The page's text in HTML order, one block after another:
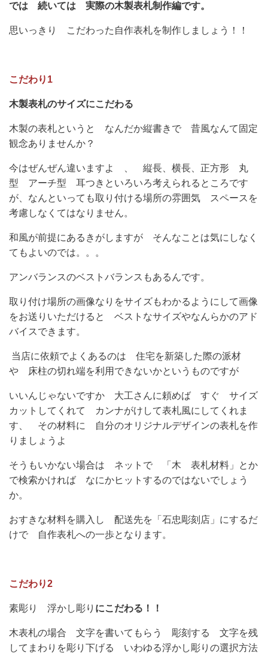
では 続いては 実際の木製表札制作編です。
思いっきり こだわった自作表札を制作しましょう！！
こだわり1
木製表札のサイズにこだわる
木製の表札というと なんだか縦書きで 昔風なんて固定
観念ありませんか？
今はぜんぜん違いますよ 、 縦長、横長、正方形 丸
型 アーチ型 耳つきといろいろ考えられるところです
が、なんといっても取り付ける場所の雰囲気 スペースを
考慮しなくてはなりません。
和風が前提にあるきがしますが そんなことは気にしなく
てもよいのでは。。。
アンバランスのベストバランスもあるんです。
取り付け場所の画像なりをサイズもわかるようにして画像
をお送りいただけると ベストなサイズやなんらかのアド
バイスできます。
当店に依頼でよくあるのは 住宅を新築した際の派材
や 床柱の切れ端を利用できないかというものですが
いいんじゃないですか 大工さんに頼めば すぐ サイズ
カットしてくれて カンナがけして表札風にしてくれま
す、 その材料に 自分のオリジナルデザインの表札を作
りましょうよ
そうもいかない場合は ネットで 「木 表札材料」とか
で検索かければ なにかヒットするのではないでしょう
か。
おすきな材料を購入し 配送先を「石忠彫刻店」にするだ
けで 自作表札への一歩となります。
こだわり2
素彫り 浮かし彫り にこだわる！！
木表札の場合 文字を書いてもらう 彫刻する 文字を残
してまわりを彫り下げる いわゆる浮かし彫りの選択方法